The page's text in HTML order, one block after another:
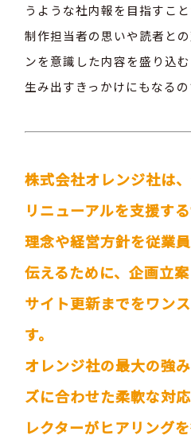
うような社内報を目指すこと
制作担当者の思いや読者と
ンを意識した内容を盛り込
生み出すきっかけにもなるの
株式会社オレンジ社は
リニューアルを支援す
理念や経営方針を従業
伝えるために、企画立
サイト更新までをワン
す。
オレンジ社の最大の強
ズに合わせた柔軟な対
レクターがヒアリング